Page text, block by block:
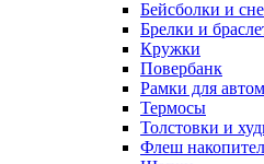
Бейсболки и
Брелки и
Кружки
Повербанк
Рамки для
Термосы
Толстовки и
Флеш